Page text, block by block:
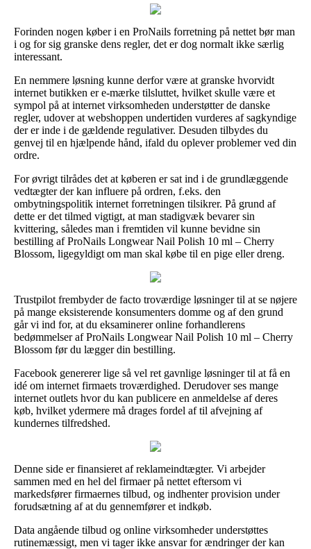
Forinden nogen køber i en ProNails forretning på nettet bør man
i og for sig granske dens regler, det er dog normalt ikke særlig
interessant.
En nemmere løsning kunne derfor være at granske hvorvidt
internet butikken er e-mærke tilsluttet, hvilket skulle være et
sympol på at internet virksomheden understøtter de danske
regler, udover at webshoppen undertiden vurderes af sagkyndige
der er inde i de gældende regulativer. Desuden tilbydes du
genvej til en hjælpende hånd, ifald du oplever problemer ved din
ordre.
For øvrigt tilrådes det at køberen er sat ind i de grundlæggende
vedtægter der kan influere på ordren, f.eks. den
ombytningspolitik internet forretningen tilsikrer. På grund af
dette er det tilmed vigtigt, at man stadigvæk bevarer sin
kvittering, således man i fremtiden vil kunne bevidne sin
bestilling af ProNails Longwear Nail Polish 10 ml – Cherry
Blossom, ligegyldigt om man skal købe til en pige eller dreng.
Trustpilot frembyder de facto troværdige løsninger til at se nøjere
på mange eksisterende konsumenters domme og af den grund
går vi ind for, at du eksaminerer online forhandlerens
bedømmelser af ProNails Longwear Nail Polish 10 ml – Cherry
Blossom før du lægger din bestilling.
Facebook genererer lige så vel ret gavnlige løsninger til at få en
idé om internet firmaets troværdighed. Derudover ses mange
internet outlets hvor du kan publicere en anmeldelse af deres
køb, hvilket ydermere må drages fordel af til afvejning af
kundernes tilfredshed.
Denne side er finansieret af reklameindtægter. Vi arbejder
sammen med en hel del firmaer på nettet eftersom vi
markedsfører firmaernes tilbud, og indhenter provision under
forudsætning af at du gennemfører et indkøb.
Data angående tilbud og online virksomheder understøttes
rutinemæssigt, men vi tager ikke ansvar for ændringer der kan